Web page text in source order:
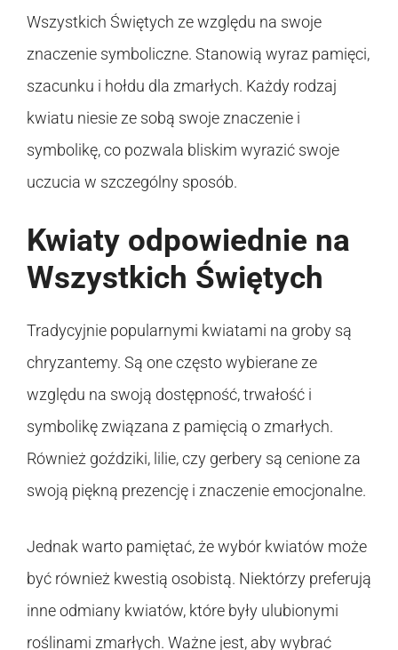
Wszystkich Świętych ze względu na swoje
znaczenie symboliczne. Stanowią wyraz pamięci,
szacunku i hołdu dla zmarłych. Każdy rodzaj
kwiatu niesie ze sobą swoje znaczenie i
symbolikę, co pozwala bliskim wyrazić swoje
uczucia w szczególny sposób.
Kwiaty odpowiednie na
Wszystkich Świętych
Tradycyjnie popularnymi kwiatami na groby są
chryzantemy. Są one często wybierane ze
względu na swoją dostępność, trwałość i
symbolikę związana z pamięcią o zmarłych.
Również goździki, lilie, czy gerbery są cenione za
swoją piękną prezencję i znaczenie emocjonalne.
Jednak warto pamiętać, że wybór kwiatów może
być również kwestią osobistą. Niektórzy preferują
inne odmiany kwiatów, które były ulubionymi
roślinami zmarłych. Ważne jest, aby wybrać